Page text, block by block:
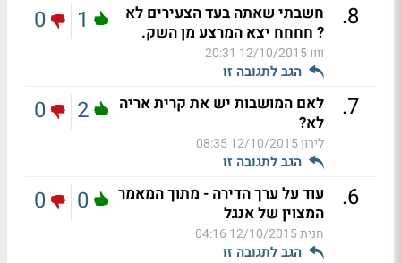
8
.
חשבתי שאתה בעד הצעירים לא
? חחחח יצא המרצע מן השק.
וווו12/10/2015 20:31
הגב לתגובה זו
1
0
7
.
לאם המושבות יש את קרית אריה
לא?
לירון12/10/2015 08:35
הגב לתגובה זו
2
0
6
.
עוד על ערך הדירה - מתוך המאמר
המצוין של אנגל
חנית12/10/2015 04:16
הגב לתגובה זו
0
0